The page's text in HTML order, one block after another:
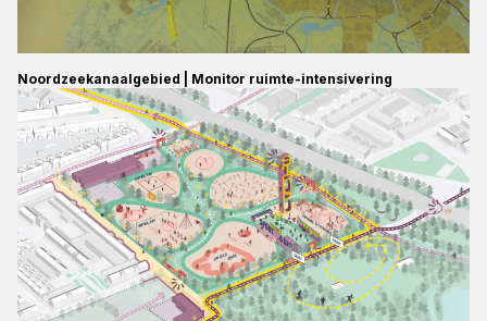
Noordzeekanaalgebied | Monitor ruimte-intensivering